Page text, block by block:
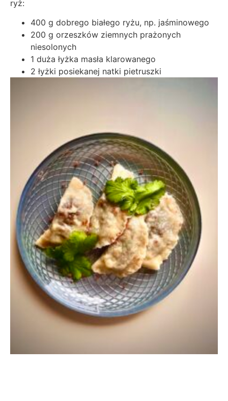
ryż:
400 g dobrego białego ryżu, np. jaśminowego
200 g orzeszków ziemnych prażonych
niesolonych
1 duża łyżka masła klarowanego
2 łyżki posiekanej natki pietruszki